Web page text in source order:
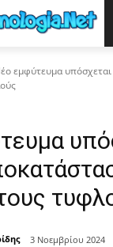
εμφύτευμα
3 Νοεμβρίου 2024